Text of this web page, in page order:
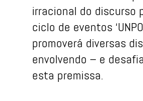
irracional do discurso
ciclo de eventos
promoverá diversas
envolvendo – e
esta premissa.